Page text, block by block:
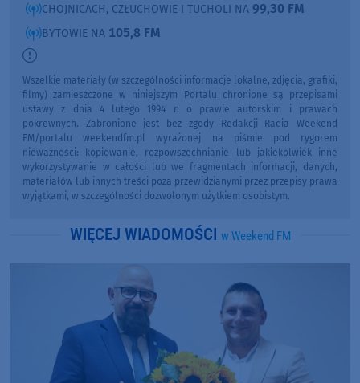
CHOJNICACH, CZŁUCHOWIE I TUCHOLI NA 99,30 FM
BYTOWIE NA 105,8 FM
Wszelkie materiały (w szczególności informacje lokalne, zdjęcia, grafiki,
filmy) zamieszczone w niniejszym Portalu chronione są przepisami
ustawy z dnia 4 lutego 1994 r. o prawie autorskim i prawach
pokrewnych. Zabronione jest bez zgody Redakcji Radia Weekend
FM/portalu weekendfm.pl wyrażonej na piśmie pod rygorem
nieważności: kopiowanie, rozpowszechnianie lub jakiekolwiek inne
wykorzystywanie w całości lub we fragmentach informacji, danych,
materiałów lub innych treści poza przewidzianymi przez przepisy prawa
wyjątkami, w szczególności dozwolonym użytkiem osobistym.
WIĘCEJ WIADOMOŚCI w Weekend FM